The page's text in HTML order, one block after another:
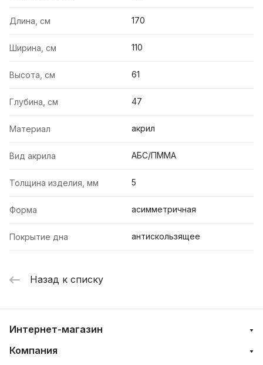
Длина, см 170
Ширина, см 110
Высота, см 61
Глубина, см 47
Материал акрил
Вид акрила АБС/ПММА
Толщина изделия, мм 5
Форма асимметричная
Покрытие дна антискользящее
Назад к списку
Интернет-магазин
Компания